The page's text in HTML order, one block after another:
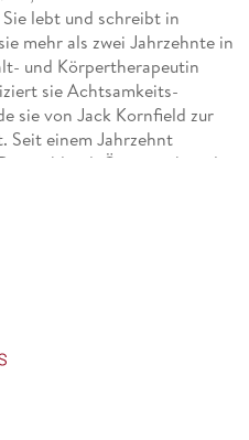
lebt und schreibt in
mehr als zwei Jahrzehnte in
und Körpertherapeutin
sie Achtsamkeits-
sie von Jack Kornfield zur
Seit einem Jahrzehnt
Österreich und
Kurse für die